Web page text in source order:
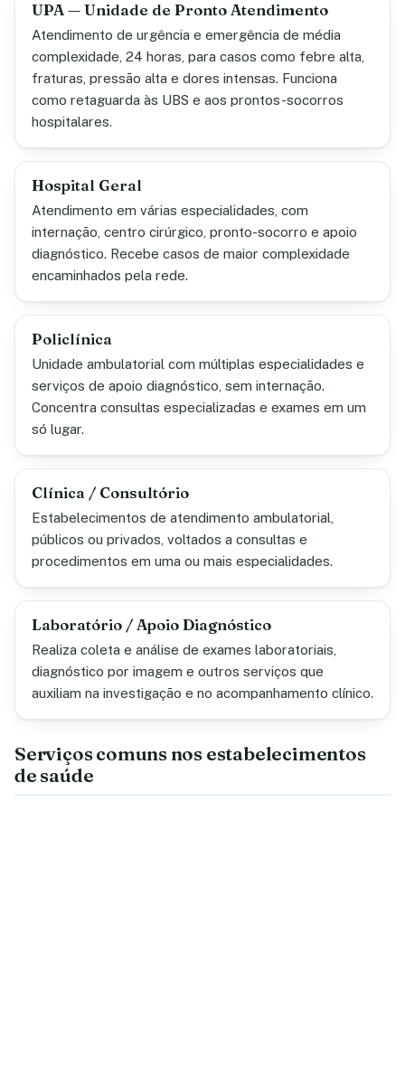
UPA — Unidade de Pronto Atendimento
Atendimento de urgência e emergência de média
complexidade, 24 horas, para casos como febre alta,
fraturas, pressão alta e dores intensas. Funciona
como retaguarda às UBS e aos prontos-socorros
hospitalares.
Hospital Geral
Atendimento em várias especialidades, com
internação, centro cirúrgico, pronto-socorro e apoio
diagnóstico. Recebe casos de maior complexidade
encaminhados pela rede.
Policlínica
Unidade ambulatorial com múltiplas especialidades e
serviços de apoio diagnóstico, sem internação.
Concentra consultas especializadas e exames em um
só lugar.
Clínica / Consultório
Estabelecimentos de atendimento ambulatorial,
públicos ou privados, voltados a consultas e
procedimentos em uma ou mais especialidades.
Laboratório / Apoio Diagnóstico
Realiza coleta e análise de exames laboratoriais,
diagnóstico por imagem e outros serviços que
auxiliam na investigação e no acompanhamento clínico.
Serviços comuns nos estabelecimentos
de saúde